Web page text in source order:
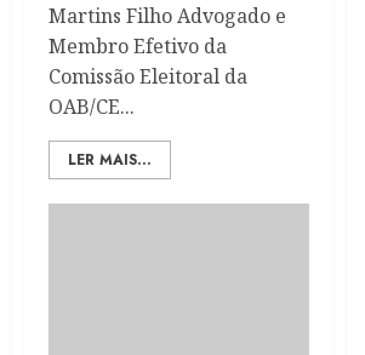
Martins Filho Advogado e
Membro Efetivo da
Comissão Eleitoral da
OAB/CE...
LER MAIS...